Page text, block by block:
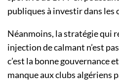
publiques à investir dans les
Néanmoins, la stratégie qui
injection de calmant n’est
c’est la bonne gouvernance
manque aux clubs algériens